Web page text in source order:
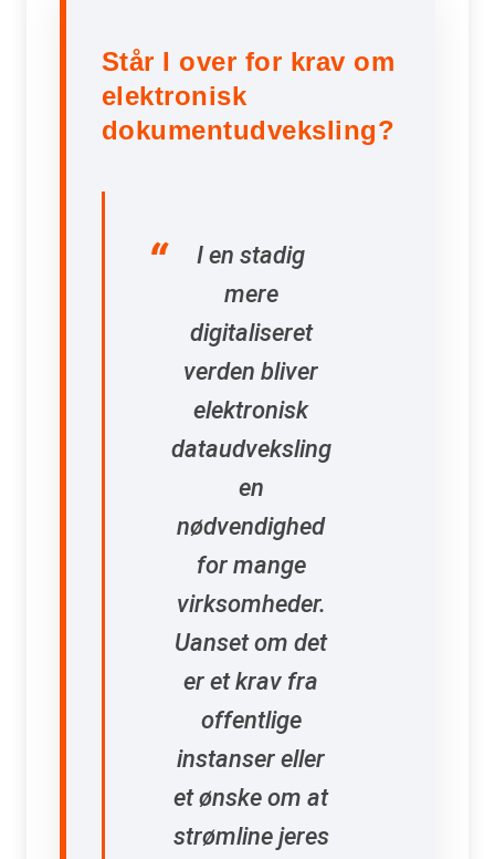
Står I over for krav om
elektronisk
dokumentudveksling?
I en stadig
mere
digitaliseret
verden bliver
elektronisk
dataudveksling
en
nødvendighed
for mange
virksomheder.
Uanset om det
er et krav fra
offentlige
instanser eller
et ønske om at
strømline jeres